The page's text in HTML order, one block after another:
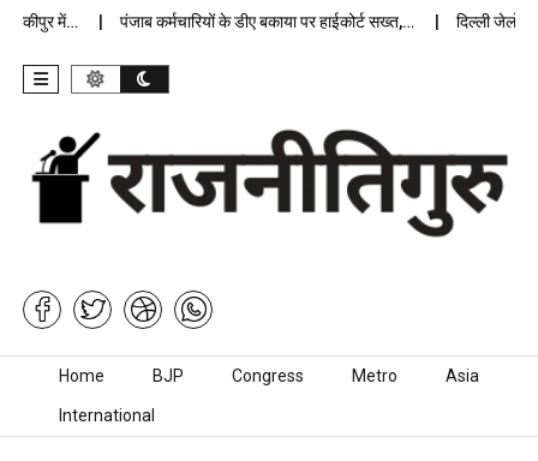
में… पंजाब कर्मचारियों के डीए बकाया पर हाईकोर्ट सख्त,… दिल्ली जेलों में
Skip to content
Home BJP Congress Metro Asia
International